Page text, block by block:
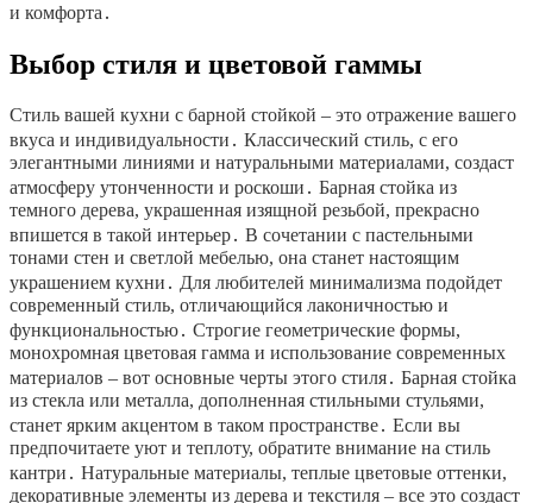
и комфорта․
Выбор стиля и цветовой гаммы
Стиль вашей кухни с барной стойкой – это отражение вашего
вкуса и индивидуальности․ Классический стиль, с его
элегантными линиями и натуральными материалами, создаст
атмосферу утонченности и роскоши․ Барная стойка из
темного дерева, украшенная изящной резьбой, прекрасно
впишется в такой интерьер․ В сочетании с пастельными
тонами стен и светлой мебелью, она станет настоящим
украшением кухни․ Для любителей минимализма подойдет
современный стиль, отличающийся лаконичностью и
функциональностью․ Строгие геометрические формы,
монохромная цветовая гамма и использование современных
материалов – вот основные черты этого стиля․ Барная стойка
из стекла или металла, дополненная стильными стульями,
станет ярким акцентом в таком пространстве․ Если вы
предпочитаете уют и теплоту, обратите внимание на стиль
кантри․ Натуральные материалы, теплые цветовые оттенки,
декоративные элементы из дерева и текстиля – все это создаст